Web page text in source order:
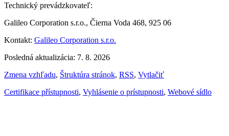
Technický prevádzkovateľ:
Galileo Corporation s.r.o., Čierna Voda 468, 925 06
Kontakt: Galileo Corporation s.r.o.
Posledná aktualizácia: 7. 8. 2026
Zmena vzhľadu, Štruktúra stránok, RSS, Vytlačiť
Certifikace přístupnosti, Vyhlásenie o prístupnosti, Webové sídlo